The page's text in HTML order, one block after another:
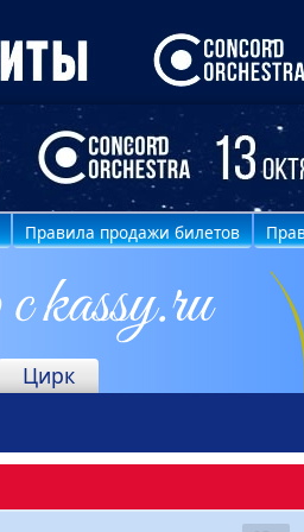
Правила продажи билетов
Цирк